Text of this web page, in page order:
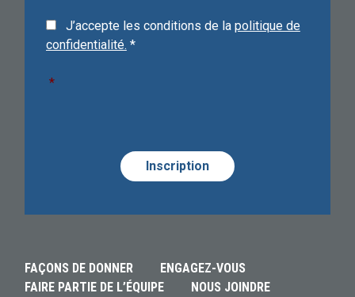
J’accepte les conditions de la politique de
confidentialité. *
*
FAÇONS DE DONNER
ENGAGEZ-VOUS
FAIRE PARTIE DE L’ÉQUIPE
NOUS JOINDRE